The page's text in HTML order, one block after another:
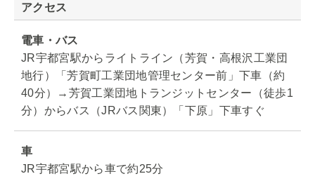
アクセス
電車・バス
JR宇都宮駅からライトライン（芳賀・高根沢工業団
地行）「芳賀町工業団地管理センター前」下車（約
40分）→芳賀工業団地トランジットセンター（徒歩1
分）からバス（JRバス関東）「下原」下車すぐ
車
JR宇都宮駅から車で約25分